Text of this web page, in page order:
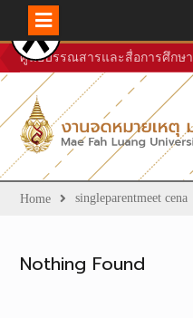
Skip
to
content
ศูนย์บรรณสารและสื่อการศึกษา
Home singleparentmeet cena
Nothing Found